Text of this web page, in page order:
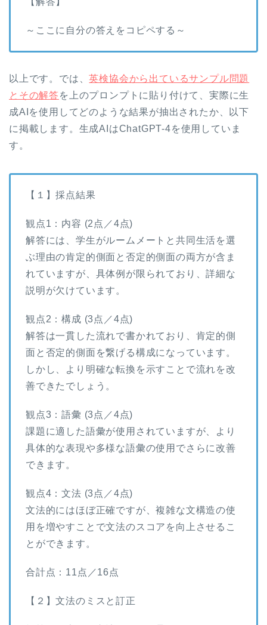
～ここに自分の答えをコピペする～
以上です。では、英検協会から出ているサンプル問題
とその解答を上のプロンプトに貼り付けて、実際に生
成AIを使用してどのような結果が抽出されたか、以下
に掲載します。生成AIはChatGPT-4を使用していま
す。
【１】採点結果
観点1：内容 (2点／4点)
解答には、学生がルームメートと共同生活を選
ぶ理由の肯定的側面と否定的側面の両方が含ま
れていますが、具体例が限られており、詳細な
説明が欠けています。
観点2：構成 (3点／4点)
解答は一貫した流れで書かれており、肯定的側
面と否定的側面を繋げる構成になっています。
しかし、より明確な転換を示すことで流れを改
善できたでしょう。
観点3：語彙 (3点／4点)
課題に適した語彙が使用されていますが、より
具体的な表現や多様な語彙の使用でさらに改善
できます。
観点4：文法 (3点／4点)
文法的にはほぼ正確ですが、複雑な文構造の使
用を増やすことで文法のスコアを向上させるこ
とができます。
合計点：11点／16点
【２】文法のミスと訂正